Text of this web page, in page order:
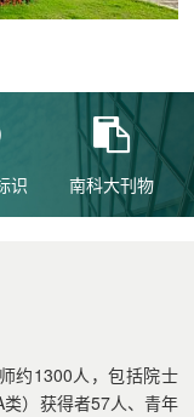
识 南科大刊物
约1300人，包括院士
）获得者57人、青年